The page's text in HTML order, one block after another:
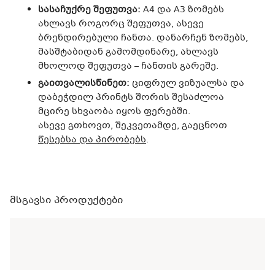
სასაჩუქრე შეფუთვა: A4 და A3 ზომებს
ახლავს როგორც შეფუთვა, ასევე
ბრენდირებული ჩანთა. დანარჩენ ზომებს,
მასშტაბიდან გამომდინარე, ახლავს
მხოლოდ შეფუთვა – ჩანთის გარეშე.
გაითვალისწინეთ: ციფრულ ვიზუალსა და
დაბეჭდილ პრინტს შორის შესაძლოა
მცირე სხვაობა იყოს ფერებში.
ასევე გთხოვთ, შეკვეთამდე, გაეცნოთ
წესებსა და პირობებს.
მსგავსი პროდუქტები